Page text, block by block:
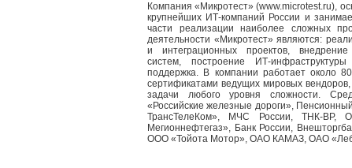
Компания «Микротест» (www.microtest.ru),
крупнейших ИТ-компаний России и
части реализации наиболее сложных
деятельности «Микротест» являются:
и интеграционных проектов,
систем, построение ИТ-
поддержка. В компании работает около
сертификатами ведущих мировых
задачи любого уровня сложности.
«Российские железные дороги»,
ТрансТелеКом», МЧС России, ТНК-ВР,
Мегионнефтегаз», Банк России,
ООО «Тойота Мотор», ОАО КАМАЗ, ОАО